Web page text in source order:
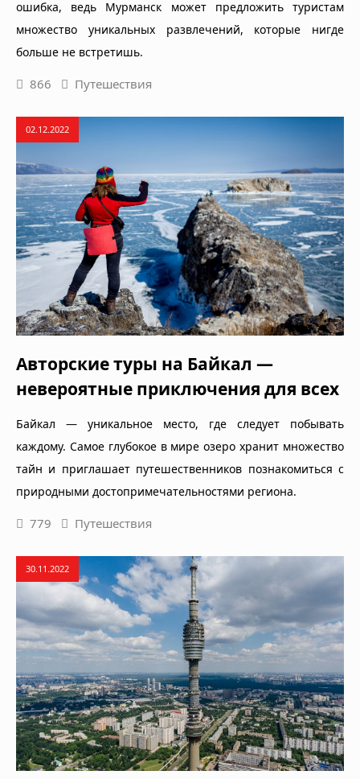
ошибка, ведь Мурманск может предложить туристам
множество уникальных развлечений, которые нигде
больше не встретишь.
866 Путешествия
02.12.2022
Авторские туры на Байкал —
невероятные приключения для всех
Байкал — уникальное место, где следует побывать
каждому. Самое глубокое в мире озеро хранит множество
тайн и приглашает путешественников познакомиться с
природными достопримечательностями региона.
779 Путешествия
30.11.2022